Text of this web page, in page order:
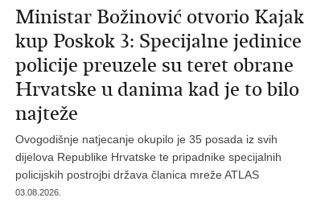
Ministar Božinović otvorio Kajak
kup Poskok 3: Specijalne jedinice
policije preuzele su teret obrane
Hrvatske u danima kad je to bilo
najteže
Ovogodišnje natjecanje okupilo je 35 posada iz svih
dijelova Republike Hrvatske te pripadnike specijalnih
policijskih postrojbi država članica mreže ATLAS
03.08.2026.